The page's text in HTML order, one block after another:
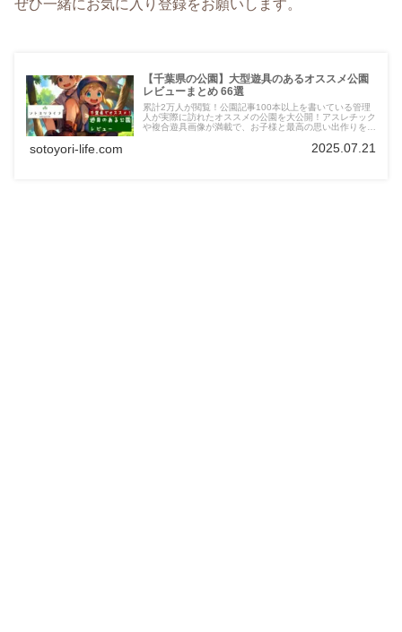
ぜひ一緒にお気に入り登録をお願いします。
【千葉県の公園】大型遊具のあるオススメ公園
レビューまとめ 66選
累計2万人が閲覧！公園記事100本以上を書いている管理
人が実際に訪れたオススメの公園を大公開！アスレチック
や複合遊具画像が満載で、お子様と最高の思い出作りをサ
sotoyori-life.com 2025.07.21